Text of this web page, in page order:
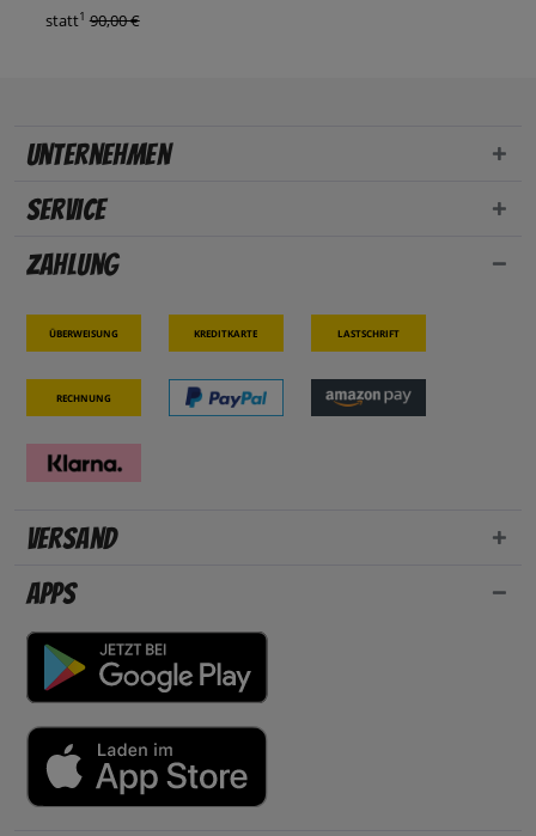
statt1 90,00 €
Unternehmen
Service
Zahlung
Überweisung Kreditkarte Lastschrift
Rechnung
Versand
Apps